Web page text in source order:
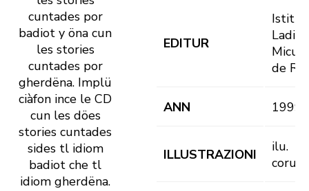
cuntades por
badiot y öna cun
les stories
cuntades por
gherdëna. Implü
ciàfon ince le CD
cun les döes
stories cuntades
sides tl idiom
badiot che tl
idiom gherdëna.
EDITUR
Istitut
Ladin
Micurà
de Rü
ANN 1999
ILLUSTRAZIONI
ilu.
corusc